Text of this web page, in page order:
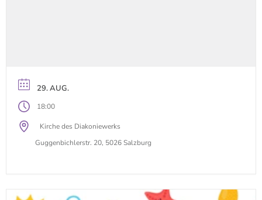
29. AUG.
18:00
Kirche des Diakoniewerks
Guggenbichlerstr. 20, 5026 Salzburg